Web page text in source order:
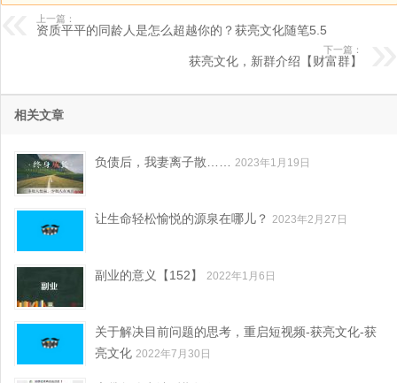
上一篇：
资质平平的同龄人是怎么超越你的？获亮文化随笔5.5
下一篇：
获亮文化，新群介绍【财富群】
相关文章
负债后，我妻离子散…… 2023年1月19日
让生命轻松愉悦的源泉在哪儿？ 2023年2月27日
副业的意义【152】 2022年1月6日
关于解决目前问题的思考，重启短视频-获亮文化-获
亮文化 2022年7月30日